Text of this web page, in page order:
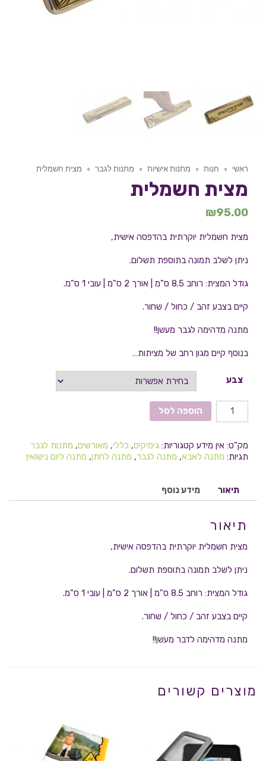
ראשי » חנות » מתנות אישיות » מתנות לגבר » מצית חשמלית
מצית חשמלית
₪95.00
מצית חשמלית יוקרתית בהדפסה אישית,
ניתן לשלב תמונה בתוספת תשלום.
גודל המצית: רוחב 8.5 ס"מ | אורך 2 ס"מ | עובי 1 ס"מ.
קיים בצבע זהב / כחול / שחור.
מתנה מדהימה לגבר מעשן!!
בנוסף קיים מגון רחב של מציתות…
צבע
הוספה לסל
מק"ט: אין מידע קטגוריות: גימיקים, כללי, מאורשים, מתנות לגבר
תגיות: מתנה לאבא, מתנה לגבר, מתנה לחתן, מתנה ליום נישואין
תיאור מידע נוסף
תיאור
מצית חשמלית יוקרתית בהדפסה אישית,
ניתן לשלב תמונה בתוספת תשלום.
גודל המצית: רוחב 8.5 ס"מ | אורך 2 ס"מ | עובי 1 ס"מ.
קיים בצבע זהב / כחול / שחור.
מתנה מדהימה לדבר מעשן!!
מוצרים קשורים